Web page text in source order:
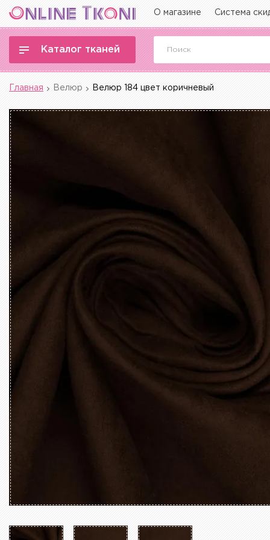
О магазине Система
Каталог тканей
Главная Велюр Велюр 184 цвет коричневый